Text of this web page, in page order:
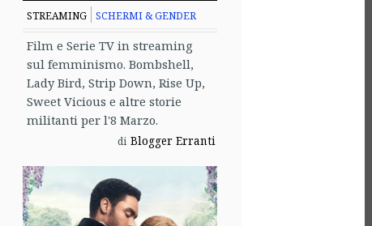
STREAMING SCHERMI & GENDER
Film e Serie TV in streaming
sul femminismo. Bombshell,
Lady Bird, Strip Down, Rise Up,
Sweet Vicious e altre storie
militanti per l'8 Marzo.
di Blogger Erranti